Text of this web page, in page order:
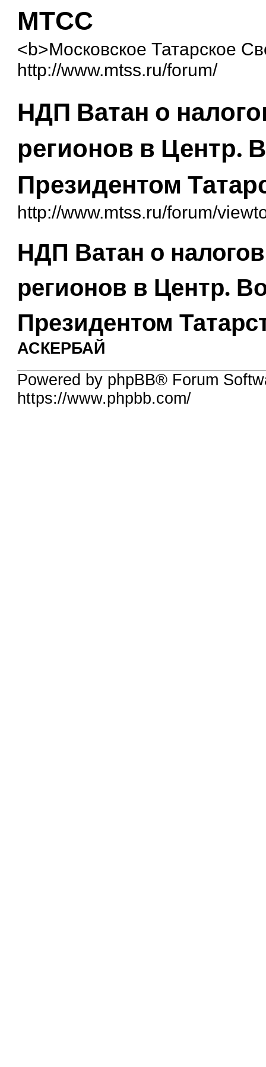
МТСС
<b>Московское Татарское
http://www.mtss.ru/forum/
НДП Ватан о
регионов в Центр.
Президентом
http://www.mtss.ru/forum/
НДП Ватан о
регионов в Центр.
Президентом
АСКЕРБАЙ
Powered by phpBB® Forum
https://www.phpbb.com/